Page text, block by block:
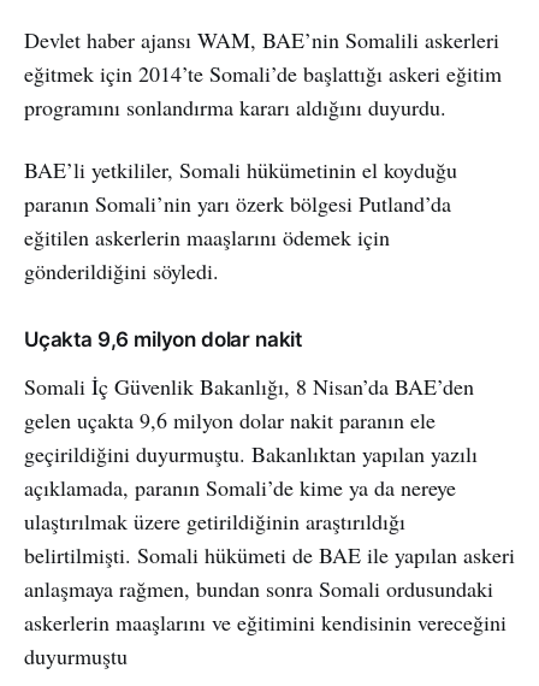
Devlet haber ajansı WAM, BAE’nin Somalili askerleri
eğitmek için 2014’te Somali’de başlattığı askeri eğitim
programını sonlandırma kararı aldığını duyurdu.
BAE’li yetkililer, Somali hükümetinin el koyduğu
paranın Somali’nin yarı özerk bölgesi Putland’da
eğitilen askerlerin maaşlarını ödemek için
gönderildiğini söyledi.
Uçakta 9,6 milyon dolar nakit
Somali İç Güvenlik Bakanlığı, 8 Nisan’da BAE’den
gelen uçakta 9,6 milyon dolar nakit paranın ele
geçirildiğini duyurmuştu. Bakanlıktan yapılan yazılı
açıklamada, paranın Somali’de kime ya da nereye
ulaştırılmak üzere getirildiğinin araştırıldığı
belirtilmişti. Somali hükümeti de BAE ile yapılan askeri
anlaşmaya rağmen, bundan sonra Somali ordusundaki
askerlerin maaşlarını ve eğitimini kendisinin vereceğini
duyurmuştu